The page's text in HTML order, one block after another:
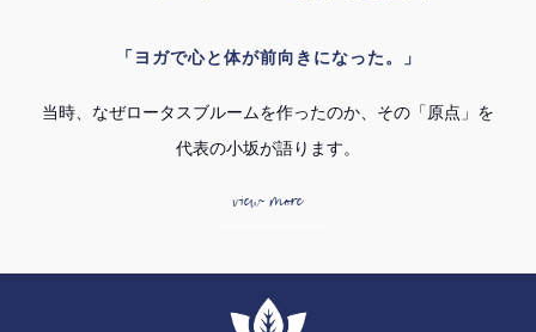
「ヨガで心と体が前向きになった。」
当時、なぜロータスブルームを作ったのか、その「原点」を
代表の小坂が語ります。
view more